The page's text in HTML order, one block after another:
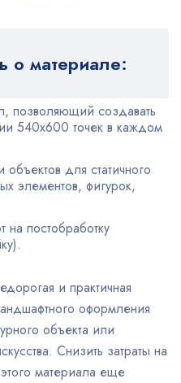
о материале:
позволяющий создавать
540х600 точек в каждом
для статичного
элементов, фигурок,
постобработку
и практичная
оформления
объекта или
Снизить затраты на
материала еще